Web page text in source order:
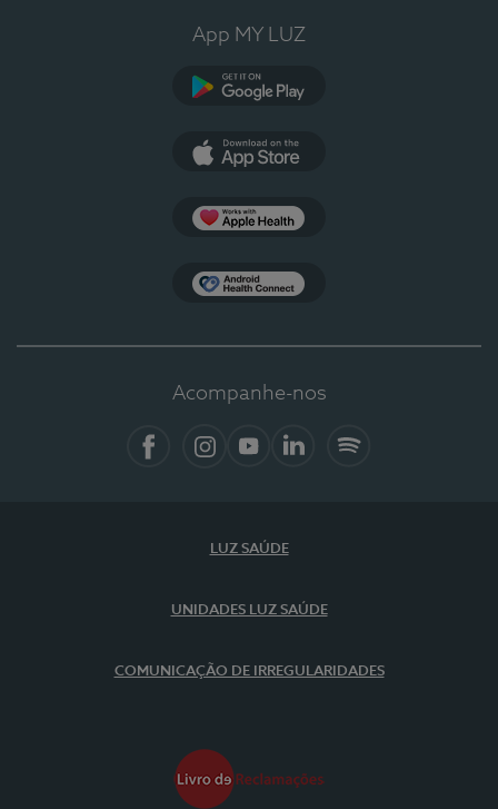
App MY LUZ
Acompanhe-nos
LUZ SAÚDE
UNIDADES LUZ SAÚDE
COMUNICAÇÃO DE IRREGULARIDADES